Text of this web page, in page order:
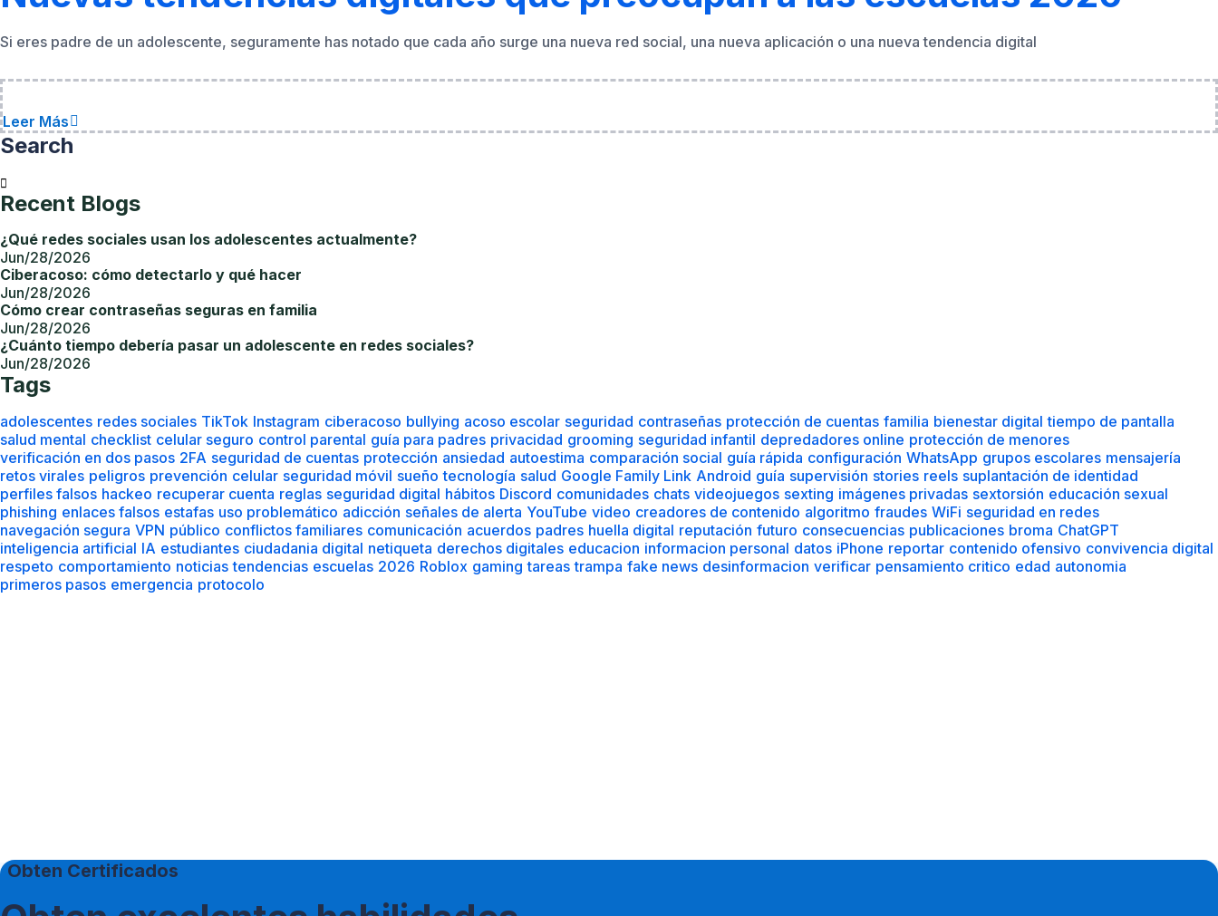
Si eres padre de un adolescente, seguramente has notado que cada año surge una nueva red social, una nueva aplicación o una nueva tendencia digital
Leer Más
Search
Recent Blogs
¿Qué redes sociales usan los adolescentes actualmente?
Jun/28/2026
Ciberacoso: cómo detectarlo y qué hacer
Jun/28/2026
Cómo crear contraseñas seguras en familia
Jun/28/2026
¿Cuánto tiempo debería pasar un adolescente en redes sociales?
Jun/28/2026
Tags
adolescentes redes sociales TikTok Instagram ciberacoso bullying acoso escolar seguridad contraseñas protección de cuentas familia bienestar digital tiempo de pantalla
salud mental checklist celular seguro control parental guía para padres privacidad grooming seguridad infantil depredadores online protección de menores
verificación en dos pasos 2FA seguridad de cuentas protección ansiedad autoestima comparación social guía rápida configuración WhatsApp grupos escolares mensajería
retos virales peligros prevención celular seguridad móvil sueño tecnología salud Google Family Link Android guía supervisión stories reels suplantación de identidad
perfiles falsos hackeo recuperar cuenta reglas seguridad digital hábitos Discord comunidades chats videojuegos sexting imágenes privadas sextorsión educación sexual
phishing enlaces falsos estafas uso problemático adicción señales de alerta YouTube video creadores de contenido algoritmo fraudes WiFi seguridad en redes
navegación segura VPN público conflictos familiares comunicación acuerdos padres huella digital reputación futuro consecuencias publicaciones broma ChatGPT
inteligencia artificial IA estudiantes ciudadania digital netiqueta derechos digitales educacion informacion personal datos iPhone reportar contenido ofensivo convivencia digital
respeto comportamiento noticias tendencias escuelas 2026 Roblox gaming tareas trampa fake news desinformacion verificar pensamiento critico edad autonomia
primeros pasos emergencia protocolo
Obten Certificados